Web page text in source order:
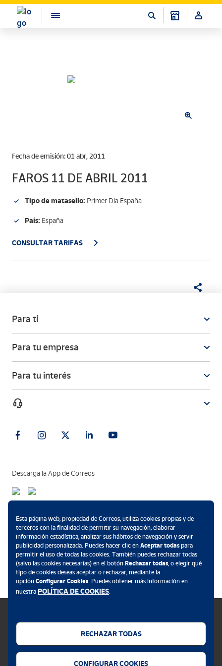
Fecha de emisión: 01 abr, 2011
FAROS 11 DE ABRIL 2011
Tipo de matasello: Primer Día España
País: España
CONSULTAR TARIFAS
Para ti
Para tu empresa
Para tu interés
Descarga la App de Correos
Política de cookies
Esta página web, propiedad de Correos, utiliza cookies propias y de
terceros con la finalidad de permitir su navegación, elaborar
información estadística, analizar sus hábitos de navegación y servir
publicidad personalizada. Puedes hacer clic en Aceptar todaspara
permitir el uso de todas las cookies. También puedes rechazar todas
(salvo las cookies necesarias) en el botón Rechazar todas, o elegir qué
tipo de cookies deseas aceptar o rechazar, mediante la
opción Configurar Cookies. Puedes obtener más información en
nuestra POLÍTICA DE COOKIES.
RECHAZAR TODAS
CONFIGURAR COOKIES